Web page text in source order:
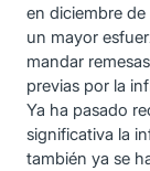
en diciembre
un mayor
mandar
previas por la
Ya ha pasado
significativa la
también ya se